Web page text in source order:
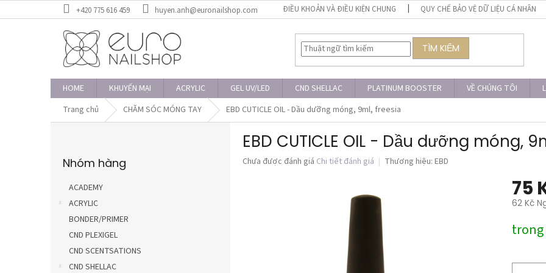
qua
+420 775 616 459 huyen.anh@euronailshop.com ĐIỀU KHOẢN VÀ ĐIỀU KIỆN CHUNG QUY CHẾ BẢO VỆ DỮ LIỆU CÁ NHÂN
TÌM KIẾM
HOME KHUYẾN MẠI ACRYLIC GEL UV/LED CND SHELLAC PLATINUM BOOSTER VỀ CHÚNG TÔI
Trang chủ
CHĂM SÓC MÓNG TAY EBD CUTICLE OIL - Dầu dưỡng móng, 9ml, freesia
qua
mục
Nhóm hàng
ACADEMY
ACRYLIC
BONDER/PRIMER
CND PLEXIGEL
CND SCENTSATIONS
CND SHELLAC
EBD CUTICLE OIL - Dầu dưỡng móng,
Đánh
Chưa được đánh giá Chi tiết đánh giá Thương hiệu: EBD
75
62 Kč
đo